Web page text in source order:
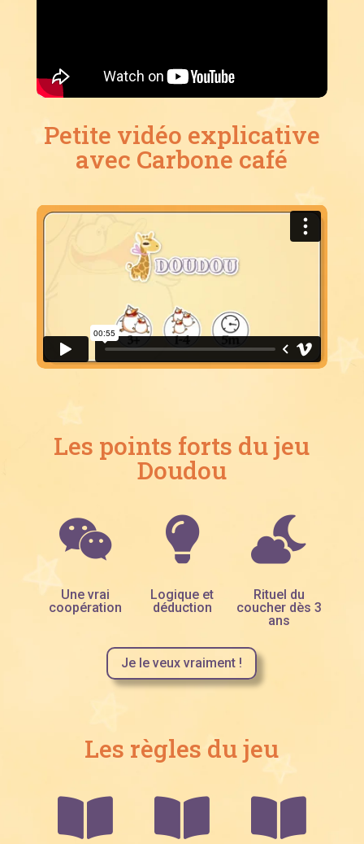
Petite vidéo explicative
avec Carbone café
Les points forts du jeu
Doudou

Une vrai
coopération

Logique et
déduction

Rituel du
coucher dès 3
ans
Je le veux vraiment !
Les règles du jeu
  